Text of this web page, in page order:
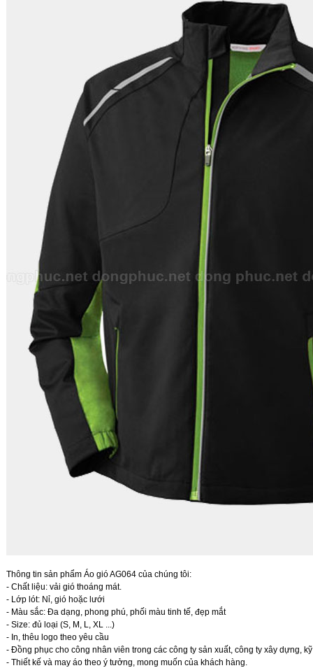
Thông tin sản phẩm Áo gió AG064 của chúng tôi:
- Chất liệu: vải gió thoáng mát.
- Lớp lót: Nỉ, gió hoặc lưới
- Màu sắc: Đa dạng, phong phú, phối màu tinh tế, đẹp mắt
- Size: đủ loại (S, M, L, XL ...)
- In, thêu logo theo yêu cầu
- Đồng phục cho công nhân viên trong các công ty sản xuất, công ty xây dựng,
- Thiết kế và may áo theo ý tưởng, mong muốn của khách hàng.